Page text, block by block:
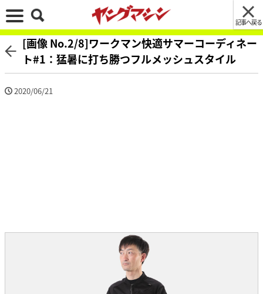
記事へ戻る
[画像 No.2/8]ワークマン快適サマーコーディネー
ト#1：猛暑に打ち勝つフルメッシュスタイル
2020/06/21